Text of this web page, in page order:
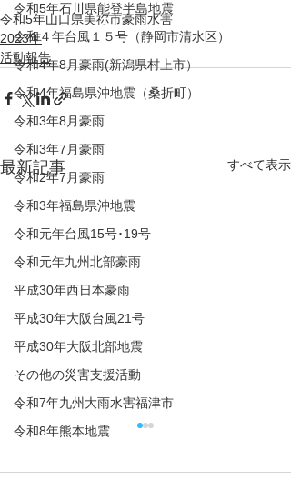
令和5年石川県能登半島地震
令和４年台風１５号（静岡市清水区）
令和4年8月豪雨(新潟県村上市）
令和4年福島県沖地震（桑折町）
令和3年8月豪雨
令和3年7月豪雨
令和2年7月豪雨
令和3年福島県沖地震
令和元年台風15号･19号
令和元年九州北部豪雨
平成30年西日本豪雨
平成30年大阪台風21号
平成30年大阪北部地震
その他の災害支援活動
令和7年九州大雨水害福津市
令和8年熊本地震
令和5年山口県美祢市豪雨水害
2023年
活動報告
最新記事 すべて表示